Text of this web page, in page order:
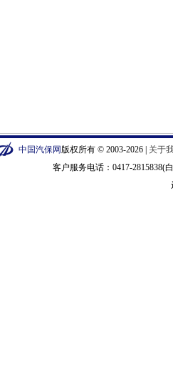
中国汽保网版权所有 © 2003-2026 | 关于
客户服务电话：0417-